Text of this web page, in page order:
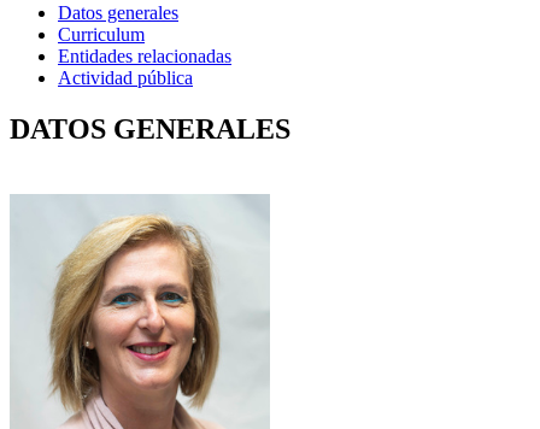
Datos generales
Curriculum
Entidades relacionadas
Actividad pública
DATOS GENERALES